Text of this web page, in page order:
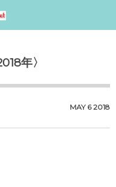
年〉
MAY 6 2018